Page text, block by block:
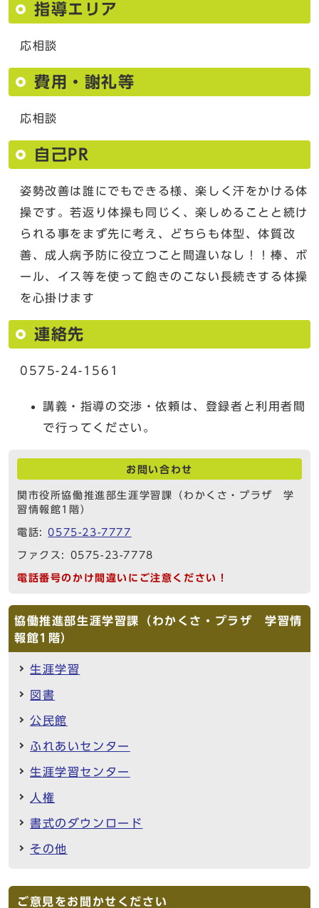
指導エリア
応相談
費用・謝礼等
応相談
自己PR
姿勢改善は誰にでもできる様、楽しく汗をかける体
操です。若返り体操も同じく、楽しめることと続け
られる事をまず先に考え、どちらも体型、体質改
善、成人病予防に役立つこと間違いなし！！棒、ボ
ール、イス等を使って飽きのこない長続きする体操
を心掛けます
連絡先
0575-24-1561
講義・指導の交渉・依頼は、登録者と利用者間
で行ってください。
お問い合わせ
関市役所協働推進部生涯学習課（わかくさ・プラザ 学
習情報館1階）
電話:0575-23-7777
ファクス: 0575-23-7778
電話番号のかけ間違いにご注意ください！
協働推進部生涯学習課（わかくさ・プラザ 学習情
報館1階）
生涯学習
図書
公民館
ふれあいセンター
生涯学習センター
人権
書式のダウンロード
その他
ご意見をお聞かせください